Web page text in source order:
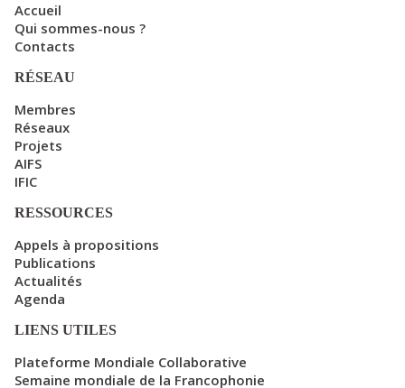
Accueil
Qui sommes-nous ?
Contacts
RÉSEAU
Membres
Réseaux
Projets
AIFS
IFIC
RESSOURCES
Appels à propositions
Publications
Actualités
Agenda
LIENS UTILES
Plateforme Mondiale Collaborative
Semaine mondiale de la Francophonie